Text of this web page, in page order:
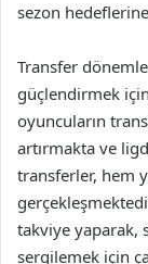
sezon
Transfer
güçlendirmek
oyuncuların
artırmakta ve
transferler, hem
takviye yaparak,
sergilemek için